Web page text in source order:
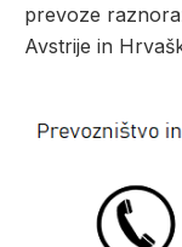
prevoze
Avstrije in